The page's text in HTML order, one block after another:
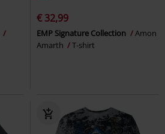
€ 32,99
EMP Signature Collection
Amon
Amarth
T-shirt